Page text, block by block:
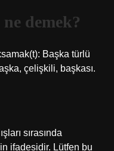
demek?
Başka türlü
çelişkili, başkası.
sırasında
ifadesidir. Lütfen bu